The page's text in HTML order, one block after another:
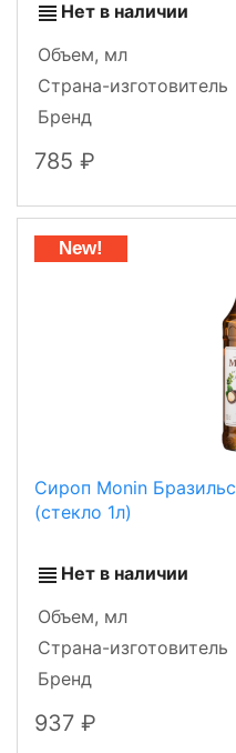
Нет в наличии
Объем, мл
Страна-изготовитель
Бренд
785
Сироп Monin
(стекло 1л)
Нет в наличии
Объем, мл
Страна-изготовитель
Бренд
937
New!